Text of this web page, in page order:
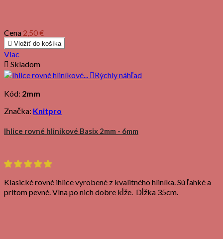
Cena 2,50 €
 Vložiť do košíka
Viac
 Skladom
Rýchly náhľad
Kód: 2mm
Značka: Knitpro
Ihlice rovné hliníkové Basix 2mm - 6mm
Klasické rovné ihlice vyrobené z kvalitného hliníka. Sú ľahké a
pritom pevné. Vlna po nich dobre kĺže. Dĺžka 35cm.